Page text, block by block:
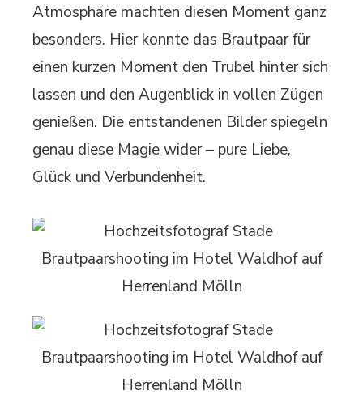
Atmosphäre machten diesen Moment ganz
besonders. Hier konnte das Brautpaar für
einen kurzen Moment den Trubel hinter sich
lassen und den Augenblick in vollen Zügen
genießen. Die entstandenen Bilder spiegeln
genau diese Magie wider – pure Liebe,
Glück und Verbundenheit.